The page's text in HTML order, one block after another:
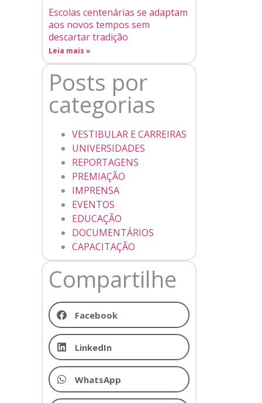
Escolas centenárias se adaptam
aos novos tempos sem
descartar tradição
Leia mais »
Posts por
categorias
VESTIBULAR E CARREIRAS
UNIVERSIDADES
REPORTAGENS
PREMIAÇÃO
IMPRENSA
EVENTOS
EDUCAÇÃO
DOCUMENTÁRIOS
CAPACITAÇÃO
Compartilhe
Facebook
LinkedIn
WhatsApp